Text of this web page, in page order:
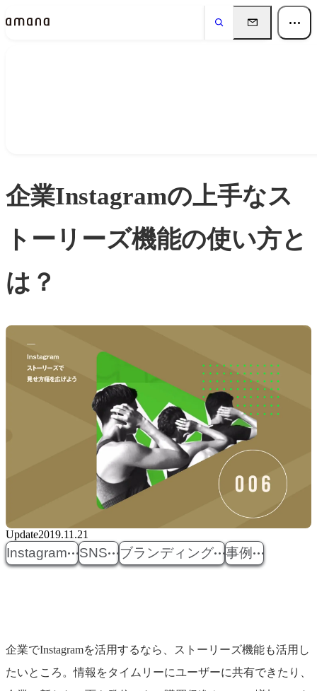
企業Instagramの上手なス
トーリーズ機能の使い方と
は？
Update2019.11.21
Instagram SNS ブランディング 事例
企業でInstagramを活用するなら、ストーリーズ機能も活用し
たいところ。情報をタイムリーにユーザーに共有できたり、